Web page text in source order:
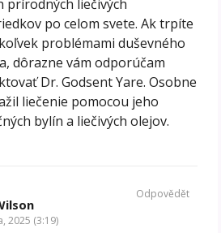
prírodných liečivých
po celom svete. Ak trpíte
problémami duševného
dôrazne vám odporúčam
Dr. Godsent Yare. Osobne
liečenie pomocou jeho
bylín a liečivých olejov.
2025 (3:19)
Odpovědět